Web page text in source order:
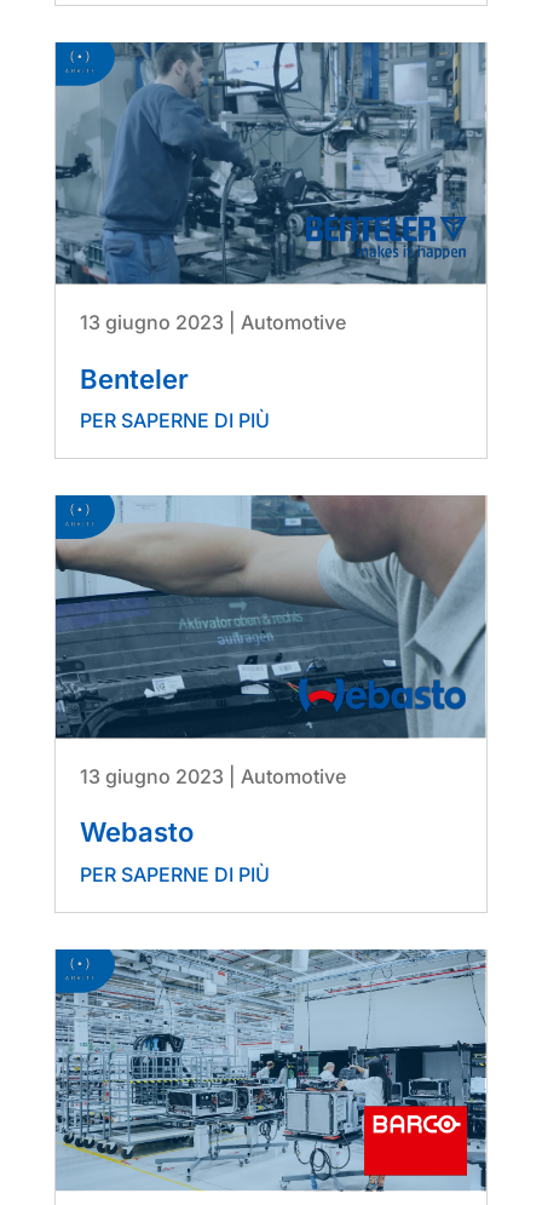
Benteler
13 giugno 2023 Automotive
PER SAPERNE DI PIÙ
Webasto
13 giugno 2023 Automotive
PER SAPERNE DI PIÙ